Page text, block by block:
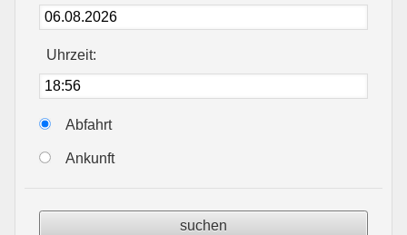
Uhrzeit:
Abfahrt
Ankunft